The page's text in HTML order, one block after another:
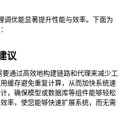
调优能显著提升性能与效率。下面为
议
通过高效地构建链路和代理来减少工
缓存避免重复计算，从而加快系统速
，确保模型或数据库等组件能够轻松
率，使您能够快速扩展系统，而无需